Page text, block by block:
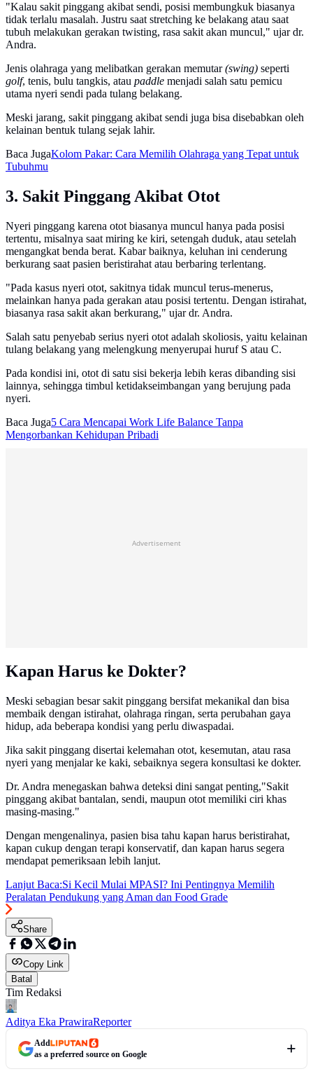
"Kalau sakit pinggang akibat sendi, posisi membungkuk biasanya
tidak terlalu masalah. Justru saat stretching ke belakang atau saat
tubuh melakukan gerakan twisting, rasa sakit akan muncul," ujar dr.
Andra.
Jenis olahraga yang melibatkan gerakan memutar(swing) seperti
golf, tenis, bulu tangkis, atau paddle menjadi salah satu pemicu
utama nyeri sendi pada tulang belakang.
Meski jarang, sakit pinggang akibat sendi juga bisa disebabkan oleh
kelainan bentuk tulang sejak lahir.
Baca JugaKolom Pakar: Cara Memilih Olahraga yang Tepat untuk
Tubuhmu
3. Sakit Pinggang Akibat Otot
Nyeri pinggang karena otot biasanya muncul hanya pada posisi
tertentu, misalnya saat miring ke kiri, setengah duduk, atau setelah
mengangkat benda berat. Kabar baiknya, keluhan ini cenderung
berkurang saat pasien beristirahat atau berbaring terlentang.
"Pada kasus nyeri otot, sakitnya tidak muncul terus-menerus,
melainkan hanya pada gerakan atau posisi tertentu. Dengan istirahat,
biasanya rasa sakit akan berkurang," ujar dr. Andra.
Salah satu penyebab serius nyeri otot adalah skoliosis, yaitu kelainan
tulang belakang yang melengkung menyerupai huruf S atau C.
Pada kondisi ini, otot di satu sisi bekerja lebih keras dibanding sisi
lainnya, sehingga timbul ketidakseimbangan yang berujung pada
nyeri.
Baca Juga5 Cara Mencapai Work Life Balance Tanpa
Mengorbankan Kehidupan Pribadi
Advertisement
Kapan Harus ke Dokter?
Meski sebagian besar sakit pinggang bersifat mekanikal dan bisa
membaik dengan istirahat, olahraga ringan, serta perubahan gaya
hidup, ada beberapa kondisi yang perlu diwaspadai.
Jika sakit pinggang disertai kelemahan otot, kesemutan, atau rasa
nyeri yang menjalar ke kaki, sebaiknya segera konsultasi ke dokter.
Dr. Andra menegaskan bahwa deteksi dini sangat penting,"Sakit
pinggang akibat bantalan, sendi, maupun otot memiliki ciri khas
masing-masing."
Dengan mengenalinya, pasien bisa tahu kapan harus beristirahat,
kapan cukup dengan terapi konservatif, dan kapan harus segera
mendapat pemeriksaan lebih lanjut.
Lanjut Baca:Si Kecil Mulai MPASI? Ini Pentingnya Memilih
Peralatan Pendukung yang Aman dan Food Grade
Share
Copy Link
Batal
Tim Redaksi
Aditya Eka PrawiraReporter
Add
as a preferred source on Google